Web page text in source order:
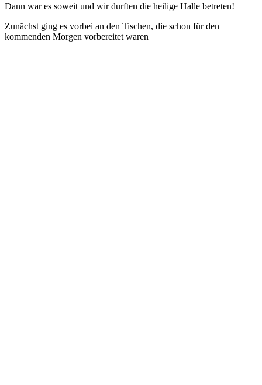
Dann war es soweit und wir durften die heilige Halle betreten!
Zunächst ging es vorbei an den Tischen, die schon für den
kommenden Morgen vorbereitet waren